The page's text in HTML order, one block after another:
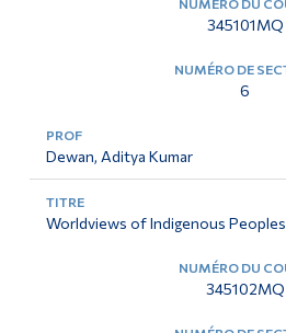
345101MQ
6
Dewan, Aditya Kumar
Worldviews of Indigenous Peoples
345102MQ